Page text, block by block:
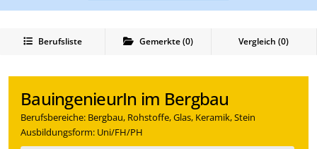
Berufsliste Gemerkte(0) Vergleich (0)
BauingenieurIn im Bergbau
Berufsbereiche: Bergbau, Rohstoffe, Glas, Keramik, Stein
Ausbildungsform: Uni/FH/PH